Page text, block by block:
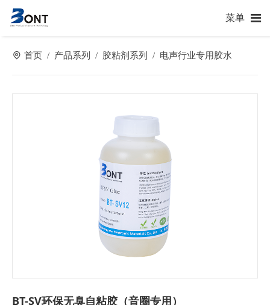
菜单
首页 / 产品系列 / 胶粘剂系列 / 电声行业专用胶水
BT-SV环保无臭自粘胶（音圈专用）